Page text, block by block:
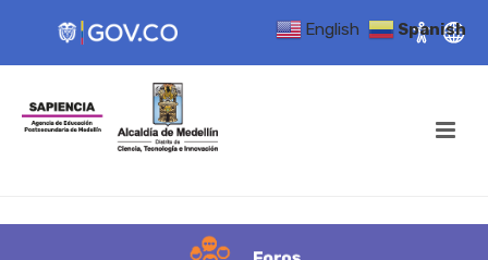
English Spanish